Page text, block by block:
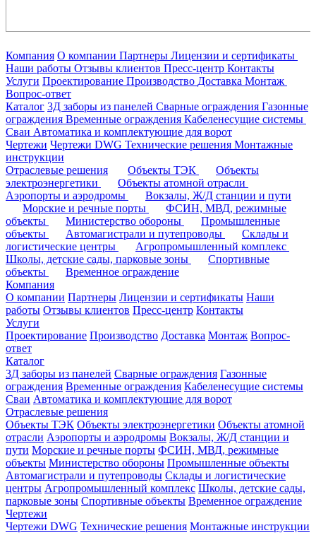
Компания О компании Партнеры Лицензии и сертификаты
Наши работы Отзывы клиентов Пресс-центр Контакты
Услуги Проектирование Производство Доставка Монтаж
Вопрос-ответ
Каталог 3Д заборы из панелей Сварные ограждения Газонные
ограждения Временные ограждения Кабеленесущие системы
Cваи Автоматика и комплектующие для ворот
Чертежи Чертежи DWG Технические решения Монтажные
инструкции
Отраслевые решения
Объекты ТЭК
Объекты
электроэнергетики
Объекты атомной отрасли
Аэропорты и аэродромы
Вокзалы, Ж/Д станции и пути
Морские и речные порты
ФСИН, МВД, режимные
объекты
Министерство обороны
Промышленные
объекты
Автомагистрали и путепроводы
Склады и
логистические центры
Агропромышленный комплекс
Школы, детские сады, парковые зоны
Спортивные
объекты
Временное ограждение
Компания
О компании Партнеры Лицензии и сертификаты Наши
работы Отзывы клиентов Пресс-центр Контакты
Услуги
Проектирование Производство Доставка Монтаж Вопрос-
ответ
Каталог
3Д заборы из панелей Сварные ограждения Газонные
ограждения Временные ограждения Кабеленесущие системы
Cваи Автоматика и комплектующие для ворот
Отраслевые решения
Объекты ТЭК Объекты электроэнергетики Объекты атомной
отрасли Аэропорты и аэродромы Вокзалы, Ж/Д станции и
пути Морские и речные порты ФСИН, МВД, режимные
объекты Министерство обороны Промышленные объекты
Автомагистрали и путепроводы Склады и логистические
центры Агропромышленный комплекс Школы, детские сады,
парковые зоны Спортивные объекты Временное ограждение
Чертежи
Чертежи DWG Технические решения Монтажные инструкции